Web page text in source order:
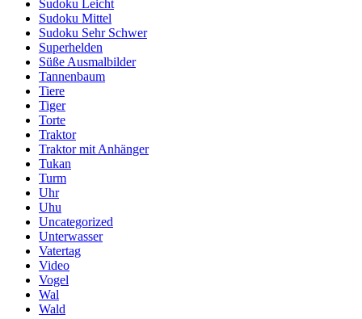
Sudoku Leicht
Sudoku Mittel
Sudoku Sehr Schwer
Superhelden
Süße Ausmalbilder
Tannenbaum
Tiere
Tiger
Torte
Traktor
Traktor mit Anhänger
Tukan
Turm
Uhr
Uhu
Uncategorized
Unterwasser
Vatertag
Video
Vogel
Wal
Wald